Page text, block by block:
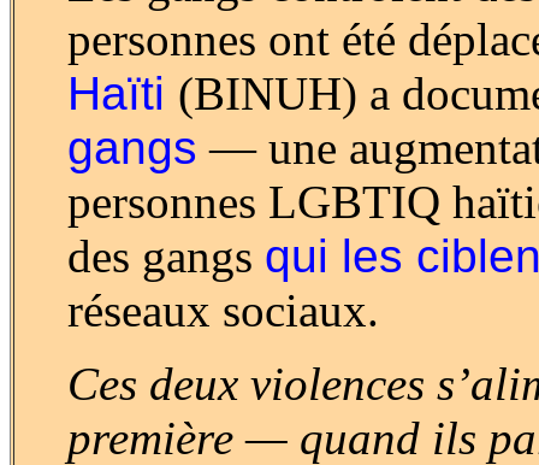
personnes ont été
Haïti (BINUH) a
gangs — une
personnes LGBTIQ
des gangs qui les
réseaux sociaux.
Ces deux violences
première — quand ils